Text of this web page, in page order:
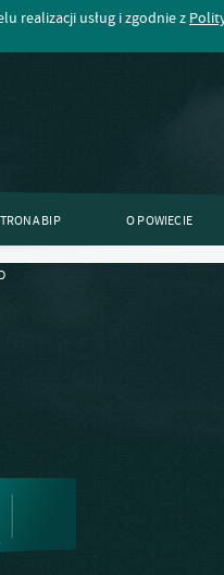
realizacji usług i zgodnie z
BIP O POWIECIE